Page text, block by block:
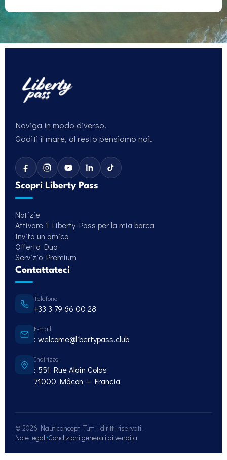
Naviga in modo diverso.
Goditi il mare, al resto pensiamo noi.
Scopri Liberty Pass
Notizie
Attivare il Liberty Pass per la mia barca
Invita un amico
Offerta Duo
Servizio Premium
Contattateci
Telefono
+33 3 79 66 00 28
E-mail
: welcome@libertypass.club
Indirizzo
: 551 Rue Alain Colas
71000 Mâcon — Francia
© 2026 Nauticoncept. Tutti i diritti riservati.
Note legali Condizioni generali di vendita